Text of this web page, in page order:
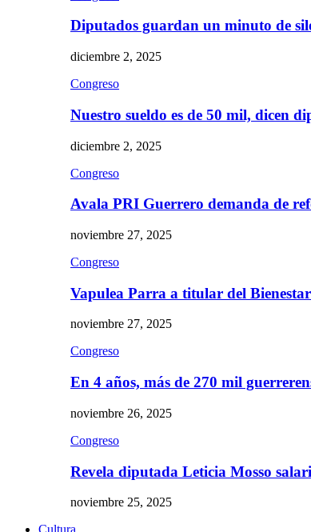
Diputados guardan un minuto de
diciembre 2, 2025
Congreso
Nuestro sueldo es de 50 mil, dicen
diciembre 2, 2025
Congreso
Avala PRI Guerrero demanda de
noviembre 27, 2025
Congreso
Vapulea Parra a titular del
noviembre 27, 2025
Congreso
En 4 años, más de 270 mil
noviembre 26, 2025
Congreso
Revela diputada Leticia Mosso
noviembre 25, 2025